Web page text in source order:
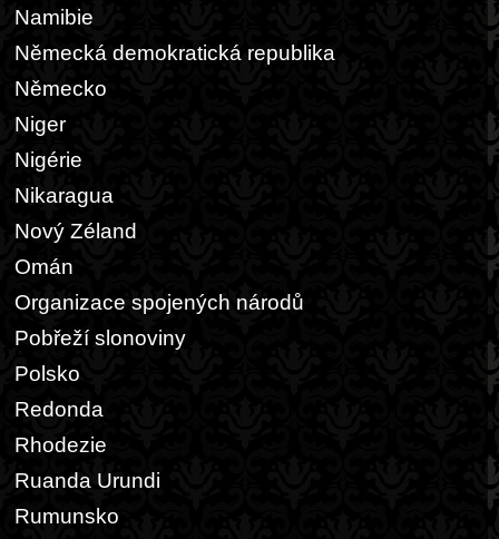
Namibie
Německá demokratická republika
Německo
Niger
Nigérie
Nikaragua
Nový Zéland
Omán
Organizace spojených národů
Pobřeží slonoviny
Polsko
Redonda
Rhodezie
Ruanda Urundi
Rumunsko